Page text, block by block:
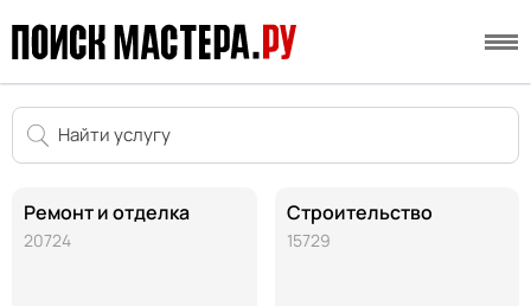
Ремонт и отделка
20724
Строительство
15729